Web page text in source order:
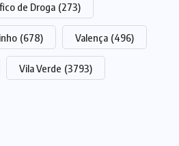
de Droga (273)
(678) Valença (496)
Vila Verde (3793)